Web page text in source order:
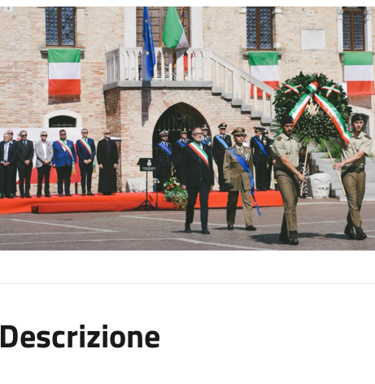
Descrizione